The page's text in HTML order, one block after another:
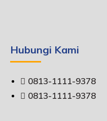
Hubungi Kami
0813-1111-9378
0813-1111-9378